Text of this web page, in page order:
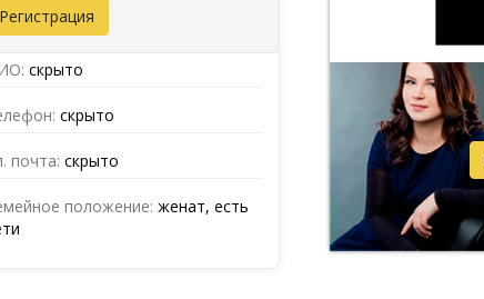
Регистрация
скрыто
скрыто
почта: скрыто
положение: женат, есть